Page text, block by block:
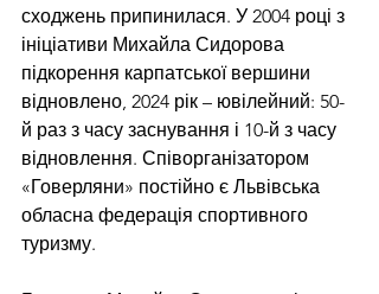
сходжень припинилася. У 2004 році з
ініціативи Михайла Сидорова
підкорення карпатської вершини
відновлено, 2024 рік – ювілейний: 50-
й раз з часу заснування і 10-й з часу
відновлення. Співорганізатором
«Говерляни» постійно є Львівська
обласна федерація спортивного
туризму.